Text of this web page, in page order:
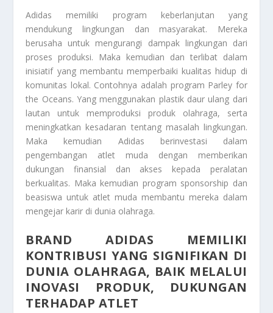
Adidas memiliki program keberlanjutan yang
mendukung lingkungan dan masyarakat. Mereka
berusaha untuk mengurangi dampak lingkungan dari
proses produksi. Maka kemudian dan terlibat dalam
inisiatif yang membantu memperbaiki kualitas hidup di
komunitas lokal. Contohnya adalah program Parley for
the Oceans. Yang menggunakan plastik daur ulang dari
lautan untuk memproduksi produk olahraga, serta
meningkatkan kesadaran tentang masalah lingkungan.
Maka kemudian Adidas berinvestasi dalam
pengembangan atlet muda dengan memberikan
dukungan finansial dan akses kepada peralatan
berkualitas. Maka kemudian program sponsorship dan
beasiswa untuk atlet muda membantu mereka dalam
mengejar karir di dunia olahraga.
BRAND ADIDAS MEMILIKI
KONTRIBUSI YANG SIGNIFIKAN DI
DUNIA OLAHRAGA, BAIK MELALUI
INOVASI PRODUK, DUKUNGAN
TERHADAP ATLET